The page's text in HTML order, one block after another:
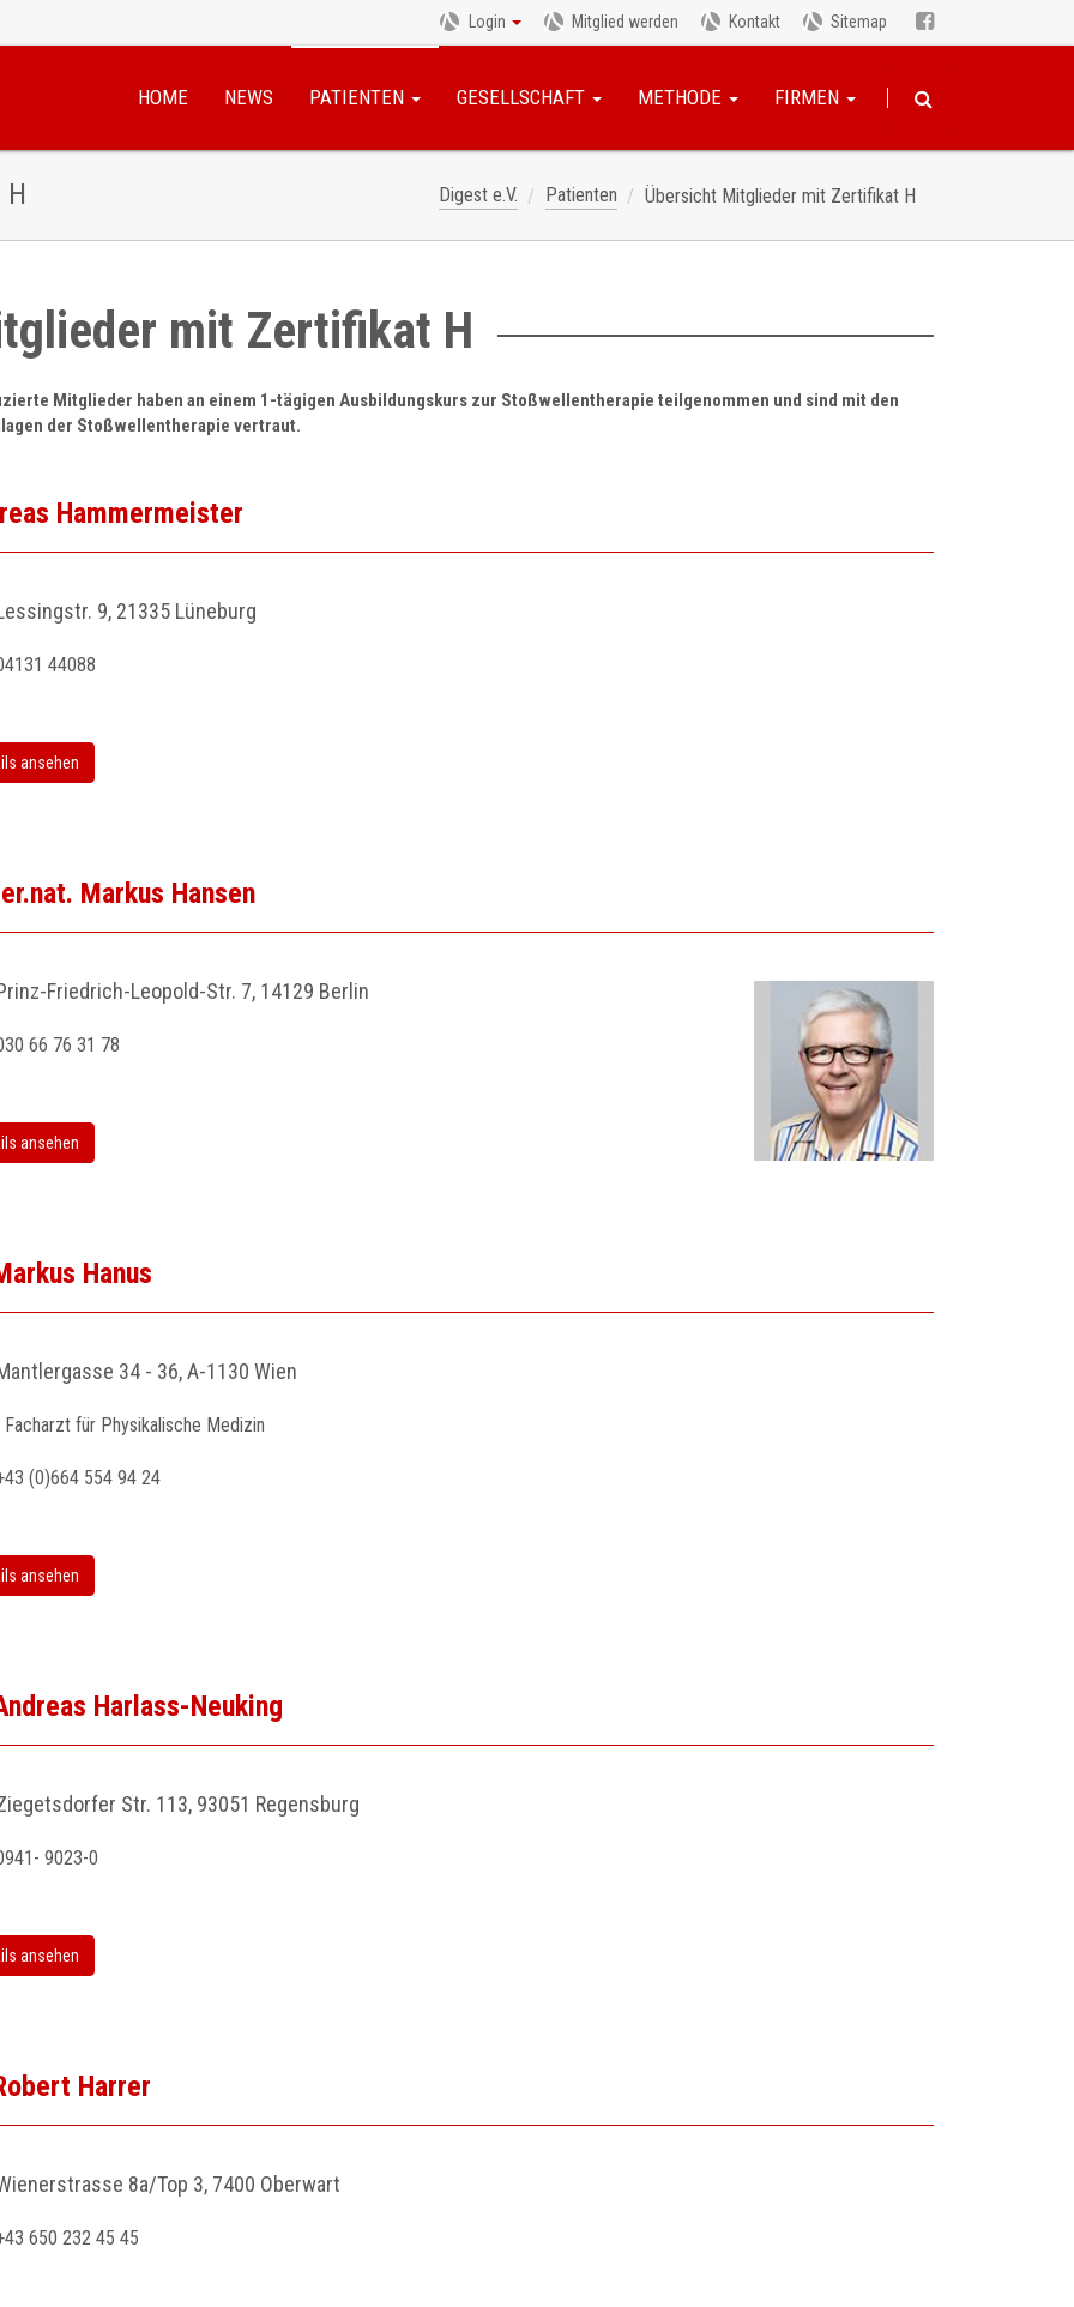
Login Mitglied werden Kontakt Sitemap
HOME NEWS PATIENTEN GESELLSCHAFT METHODE FIRMEN
Digest e.V. Patienten Übersicht Mitglieder mit Zertifikat H
mit Zertifikat H
Mitglieder haben an einem 1-tägigen Ausbildungskurs zur Stoßwellentherapie teilgenommen und sind mit den
der Stoßwellentherapie vertraut.
Hammermeister
9, 21335 Lüneburg
44088
ansehen
Markus Hansen
Friedrich-Leopold-Str. 7, 14129 Berlin
66 76 31 78
ansehen
Hanus
34 - 36, A-1130 Wien
Facharzt für Physikalische Medizin
(0)664 554 94 24
ansehen
Harlass-Neuking
Str. 113, 93051 Regensburg
9023-0
ansehen
Harrer
8a/Top 3, 7400 Oberwart
650 232 45 45